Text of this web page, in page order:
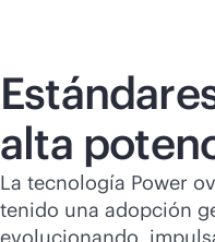
alta
La tecnología Power
tenido una adopción